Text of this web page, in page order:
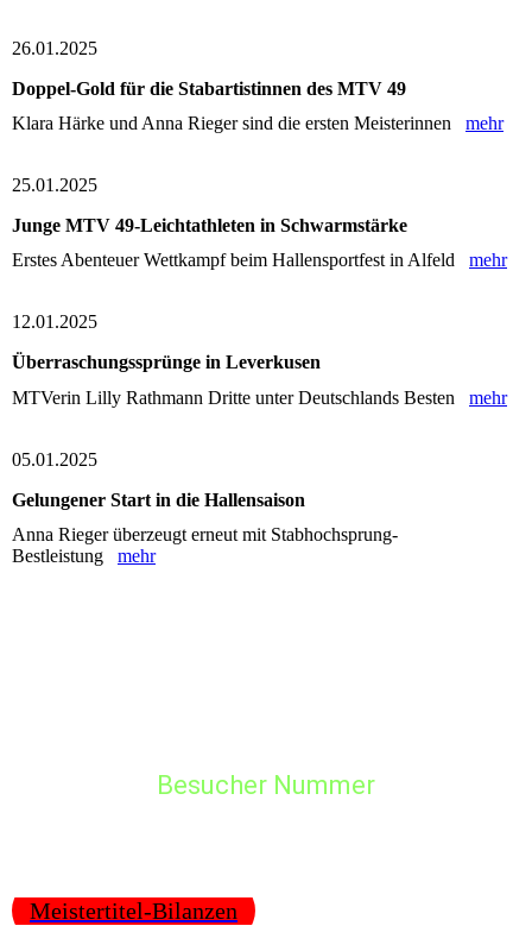
26.01.2025
Doppel-Gold für die Stabartistinnen des MTV 49
Klara Härke und Anna Rieger sind die ersten Meisterinnen mehr
25.01.2025
Junge MTV 49-Leichtathleten in Schwarmstärke
Erstes Abenteuer Wettkampf beim Hallensportfest in Alfeld mehr
12.01.2025
Überraschungssprünge in Leverkusen
MTVerin Lilly Rathmann Dritte unter Deutschlands Besten mehr
05.01.2025
Gelungener Start in die Hallensaison
Anna Rieger überzeugt erneut mit Stabhochsprung-
Bestleistung mehr
Besucher Nummer
Meistertitel-Bilanzen